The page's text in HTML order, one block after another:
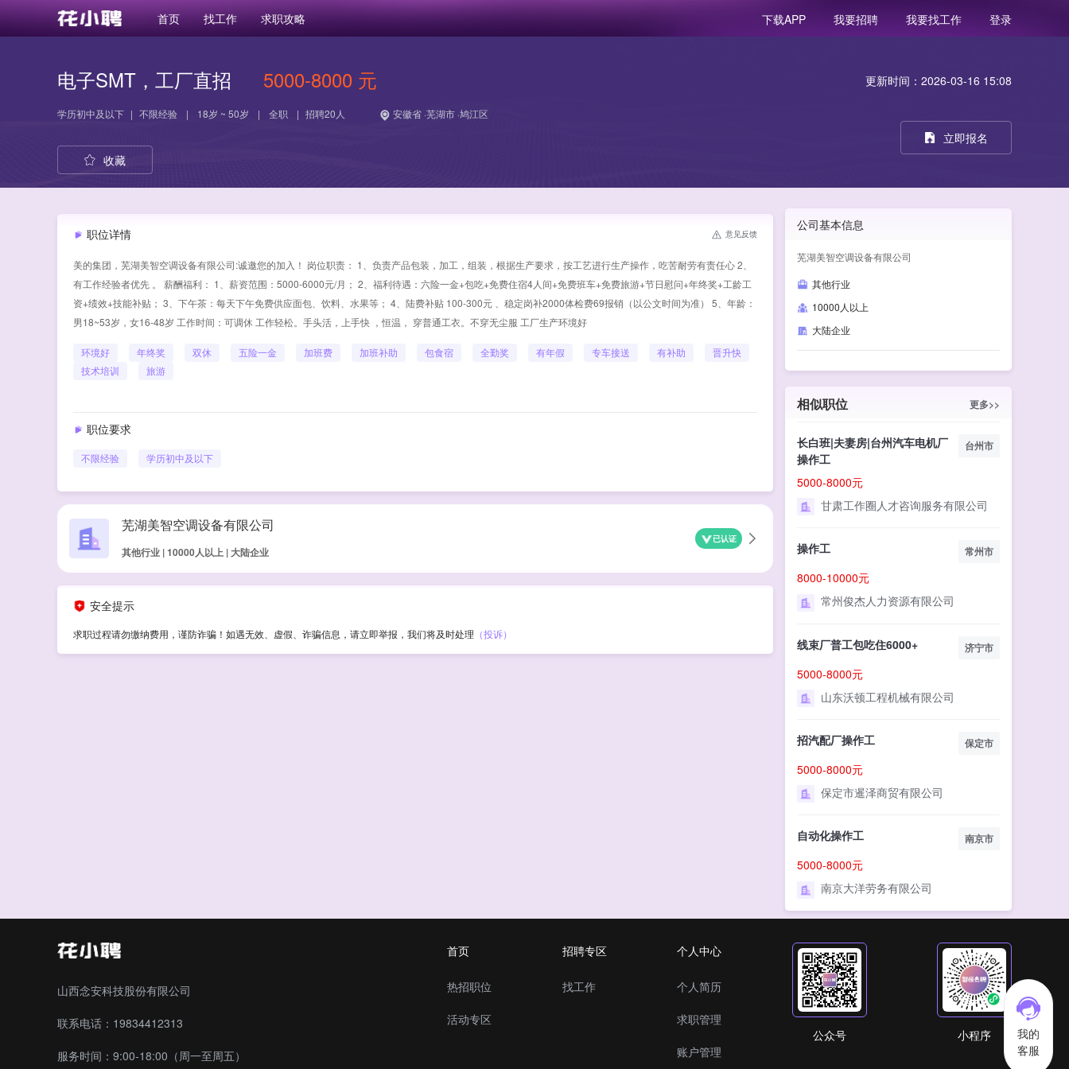
首页 找工作 求职攻略 下载APP 我要招聘 我要找工作 登录
我的
客服
电子SMT，工厂直招 5000-8000 元
学历初中及以下 | 不限经验 | 18岁 ~ 50岁 | 全职 | 招聘20人 安徽省 ·芜湖市 ·鸠江区
收藏
职位详情 意见反馈
美的集团，芜湖美智空调设备有限公司:诚邀您的加入！ 岗位职责： 1、负责产品包装，加工，组装，根据生产要求，按工艺进行生产操作，吃苦耐劳有责任心 2、
有工作经验者优先 。 薪酬福利： 1、薪资范围：5000-6000元/月； 2、福利待遇：六险一金+包吃+免费住宿4人间+免费班车+免费旅游+节日慰问+年终奖+工龄工
资+绩效+技能补贴； 3、下午茶：每天下午免费供应面包、饮料、水果等； 4、陆费补贴 100-300元 、稳定岗补2000体检费69报销（以公文时间为准） 5、年龄：
男18~53岁，女16-48岁 工作时间：可调休 工作轻松。手头活，上手快 ，恒温， 穿普通工衣。不穿无尘服 工厂生产环境好
环境好 年终奖 双休 五险一金 加班费 加班补助 包食宿 全勤奖 有年假 专车接送 有补助
晋升快
技术培训
旅游
职位要求
不限经验 学历初中及以下
芜湖美智空调设备有限公司
其他行业 | 10000人以上 | 大陆企业
已认证
安全提示
求职过程请勿缴纳费用，谨防诈骗！如遇无效、虚假、诈骗信息，请立即举报，我们将及时处理 （投诉）
更新时间：2026-03-16 15:08
立即报名
公司基本信息
芜湖美智空调设备有限公司
其他行业
10000人以上
大陆企业
相似职位 更多>>
长白班|夫妻房|台州汽车电机厂
操作工
台州市
5000-8000元
甘肃工作圈人才咨询服务有限公司
操作工 常州市
8000-10000元
常州俊杰人力资源有限公司
线束厂普工包吃住6000+ 济宁市
5000-8000元
山东沃顿工程机械有限公司
招汽配厂操作工 保定市
5000-8000元
保定市暹泽商贸有限公司
自动化操作工 南京市
5000-8000元
南京大洋劳务有限公司
山西念安科技股份有限公司
联系电话：19834412313
服务时间：9:00-18:00（周一至周五）
首页
热招职位
活动专区
招聘专区
找工作
个人中心
个人简历
求职管理
账户管理
公众号 小程序